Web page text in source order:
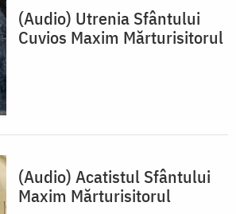
(Audio) Utrenia Sfântului
Cuvios Maxim Mărturisitorul
(Audio) Acatistul Sfântului
Maxim Mărturisitorul